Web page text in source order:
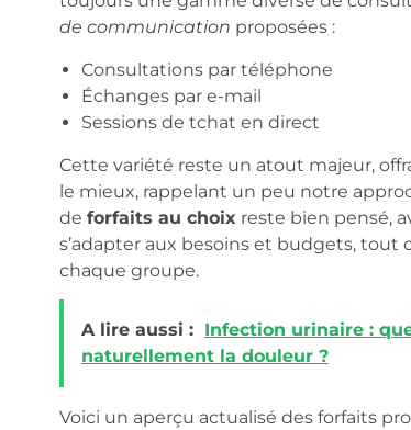
de communication proposées :
Consultations par téléphone
Échanges par e-mail
Sessions de tchat en direct
Cette variété reste un atout majeur,
le mieux, rappelant un peu notre
de forfaits au choix reste bien pensé,
s’adapter aux besoins et budgets, tout
chaque groupe.
A lire aussi : Infection urinaire :
naturellement la douleur ?
Voici un aperçu actualisé des forfaits